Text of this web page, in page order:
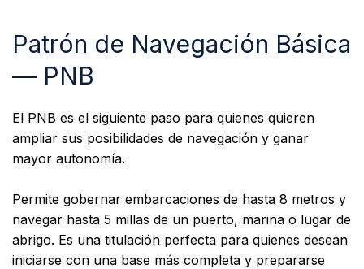
Patrón de Navegación Básica
— PNB
El PNB es el siguiente paso para quienes quieren
ampliar sus posibilidades de navegación y ganar
mayor autonomía.
Permite gobernar embarcaciones de hasta 8 metros y
navegar hasta 5 millas de un puerto, marina o lugar de
abrigo. Es una titulación perfecta para quienes desean
iniciarse con una base más completa y prepararse